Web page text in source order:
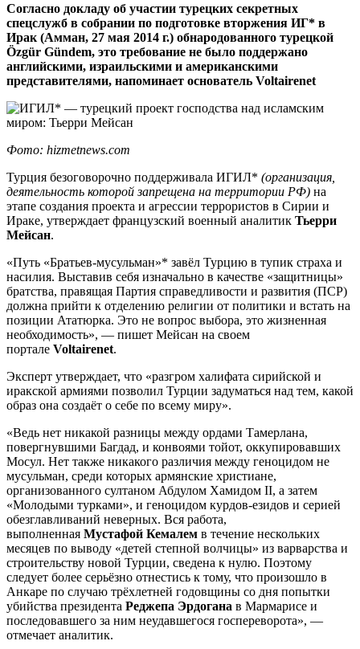
Согласно докладу об участии турецких секретных
спецслужб в собрании по подготовке вторжения ИГ* в
Ирак (Амман, 27 мая 2014 г.) обнародованного турецкой
Özgür Gündem, это требование не было поддержано
английскими, израильскими и американскими
представителями, напоминает основатель Voltairenet
Фото: hizmetnews.com
Турция безоговорочно поддерживала ИГИЛ* (организация,
деятельность которой запрещена на территории РФ) на
этапе создания проекта и агрессии террористов в Сирии и
Ираке, утверждает французский военный аналитик Тьерри
Мейсан.
«Путь «Братьев-мусульман»* завёл Турцию в тупик страха и
насилия. Выставив себя изначально в качестве «защитницы»
братства, правящая Партия справедливости и развития (ПСР)
должна прийти к отделению религии от политики и встать на
позиции Ататюрка. Это не вопрос выбора, это жизненная
необходимость», — пишет Мейсан на своем
портале Voltairenet.
Эксперт утверждает, что «разгром халифата сирийской и
иракской армиями позволил Турции задуматься над тем, какой
образ она создаёт о себе по всему миру».
«Ведь нет никакой разницы между ордами Тамерлана,
повергнувшими Багдад, и конвоями тойот, оккупировавших
Мосул. Нет также никакого различия между геноцидом не
мусульман, среди которых армянские христиане,
организованного султаном Абдулом Хамидом II, а затем
«Молодыми турками», и геноцидом курдов-езидов и серией
обезглавливаний неверных. Вся работа,
выполненная Мустафой Кемалем в течение нескольких
месяцев по выводу «детей степной волчицы» из варварства и
строительству новой Турции, сведена к нулю. Поэтому
следует более серьёзно отнестись к тому, что произошло в
Анкаре по случаю трёхлетней годовщины со дня попытки
убийства президента Реджепа Эрдогана в Мармарисе и
последовавшего за ним неудавшегося госпереворота», —
отмечает аналитик.